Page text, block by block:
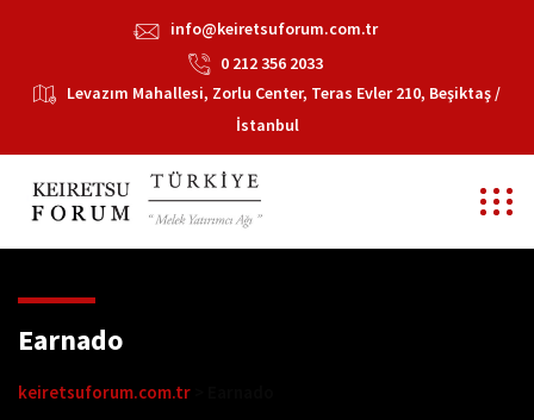
info@keiretsuforum.com.tr
0 212 356 2033
Levazım Mahallesi, Zorlu Center, Teras Evler 210, Beşiktaş /
İstanbul
Earnado
keiretsuforum.com.tr